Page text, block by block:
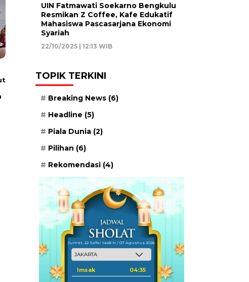
UIN Fatmawati Soekarno Bengkulu
Resmikan Z Coffee, Kafe Edukatif
Mahasiswa Pascasarjana Ekonomi
Syariah
22/10/2025 | 12:13 WIB
TOPIK TERKINI
Breaking News (6)
Headline (5)
Piala Dunia (2)
Pilihan (6)
Rekomendasi (4)
Jum'at, 22 Safar 1448 H / 07 Agustus 2026
Imsak 04:35